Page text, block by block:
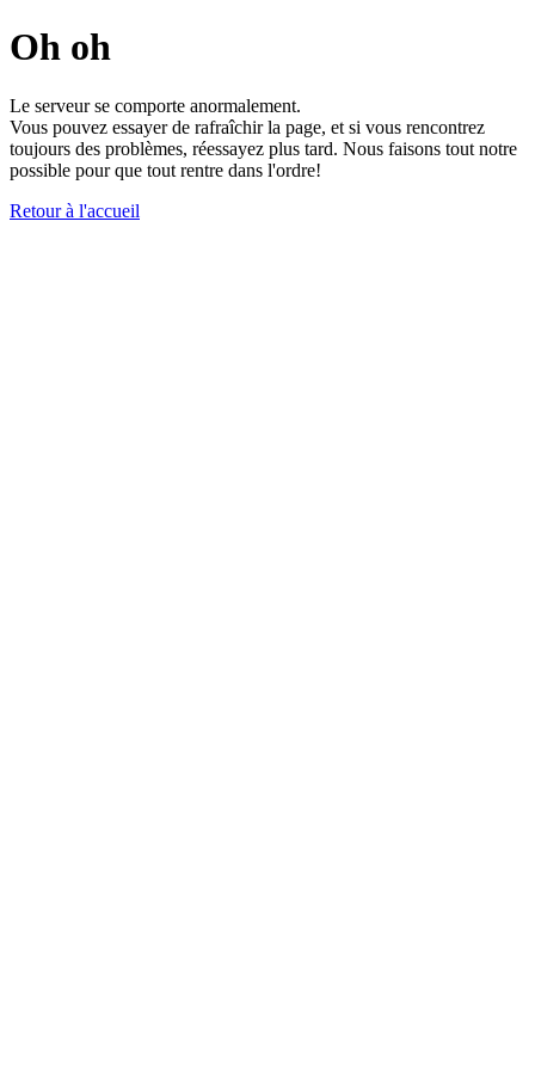
Oh oh
Le serveur se comporte anormalement.
Vous pouvez essayer de rafraîchir la page, et si vous rencontrez
toujours des problèmes, réessayez plus tard. Nous faisons tout notre
possible pour que tout rentre dans l'ordre!
Retour à l'accueil